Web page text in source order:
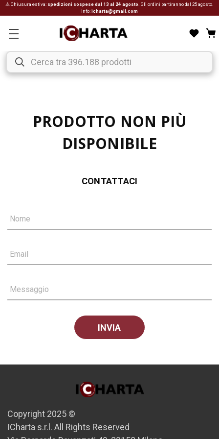
⚠ Chiusura estiva: spedizioni sospese dal 13 al 24 agosto . Gli ordini partiranno dal 25 agosto.
Info:icharta@gmail.com
PRODOTTO NON PIÙ
DISPONIBILE
CONTATTACI
Nome
Email
Messaggio
Copyright 2025 ©
ICharta s.r.l. All Rights Reserved